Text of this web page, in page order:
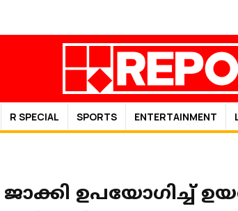
R SPECIAL SPORTS ENTERTAINMENT
ഉപയോഗിച്ച്